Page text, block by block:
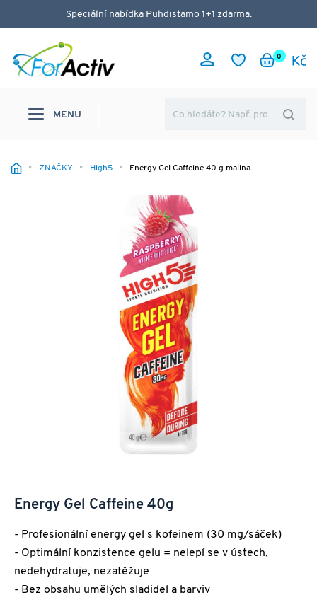
Speciální nabídka Puhdistamo 1+1 zdarma.
0
MENU
ZNAČKY High5 Energy Gel Caffeine 40 g malina
Energy Gel Caffeine 40g
- Profesionální energy gel s kofeinem (30 mg/sáček)
- Optimální konzistence gelu = nelepí se v ústech,
nedehydratuje, nezatěžuje
- Bez obsahu umělých sladidel a barviv